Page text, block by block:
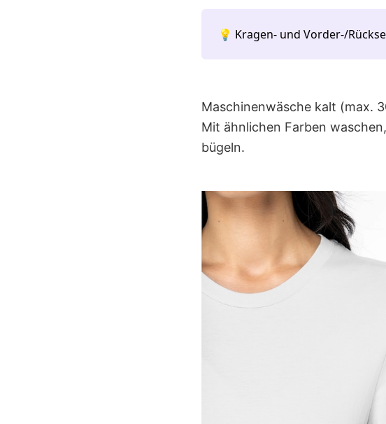
💡 Kragen- und Vorder-/
Maschinenwäsche kalt (max.
Mit ähnlichen Farben
bügeln.